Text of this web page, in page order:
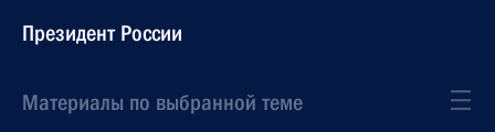
Президент России
Материалы по выбранной теме